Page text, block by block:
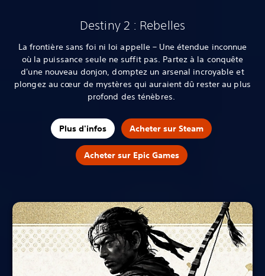
Destiny 2 : Rebelles
La frontière sans foi ni loi appelle – Une étendue inconnue
où la puissance seule ne suffit pas. Partez à la conquête
d'une nouveau donjon, domptez un arsenal incroyable et
plongez au cœur de mystères qui auraient dû rester au plus
profond des ténèbres.
Plus d'infos Acheter sur Steam
Acheter sur Epic Games